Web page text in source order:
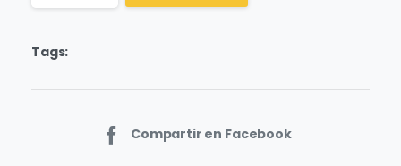
Tags:
Compartir en Facebook